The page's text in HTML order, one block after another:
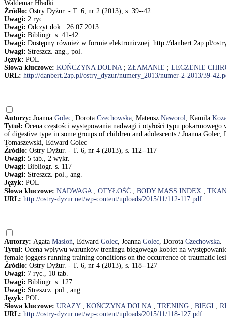
Waldemar Hładki
Źródło: Ostry Dyżur. - T. 6, nr 2 (2013), s. 39--42
Uwagi: 2 ryc.
Uwagi: Odczyt dok.: 26.07.2013
Uwagi: Bibliogr. s. 41-42
Uwagi: Dostępny również w formie elektronicznej: http://danbert.2ap.pl/
Uwagi: Streszcz. ang., pol.
Język: POL
Słowa kluczowe: KOŃCZYNA DOLNA; ZŁAMANIE ; LECZENIE
URL: http://danbert.2ap.pl/ostry_dyzur/numery_2013/numer-2-2013/39-
Autorzy: Joanna Golec, Dorota Czechowska, Mateusz Naworol, Kamila
Tytuł: Ocena częstości występowania nadwagi i otyłości typu
of digestive type in some groups of children and adolescents / Joanna
Tomaszewski, Edward Golec
Źródło: Ostry Dyżur. - T. 6, nr 4 (2013), s. 112--117
Uwagi: 5 tab., 2 wykr.
Uwagi: Bibliogr. s. 117
Uwagi: Streszcz. pol., ang.
Język: POL
Słowa kluczowe: NADWAGA; OTYŁOŚĆ ; BODY MASS INDEX ;
URL: http://ostry-dyzur.net/wp-content/uploads/2015/11/112-117.pdf
Autorzy: Agata Masłoń, Edward Golec, Joanna Golec, Dorota Czechowska.
Tytuł: Ocena wpływu warunków treningu biegowego kobiet na
female joggers running training conditions on the occurrence of traumatic
Źródło: Ostry Dyżur. - T. 6, nr 4 (2013), s. 118--127
Uwagi: 7 ryc., 10 tab.
Uwagi: Bibliogr. s. 127
Uwagi: Streszcz. pol., ang.
Język: POL
Słowa kluczowe: URAZY; KOŃCZYNA DOLNA; TRENING ; BIEGI ;
URL: http://ostry-dyzur.net/wp-content/uploads/2015/11/118-127.pdf